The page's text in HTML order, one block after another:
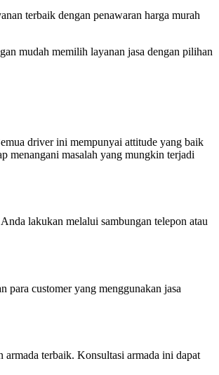
terbaik dengan penawaran harga murah
mudah memilih layanan jasa dengan pilihan
driver ini mempunyai attitude yang baik
menangani masalah yang mungkin terjadi
lakukan melalui sambungan telepon atau
para customer yang menggunakan jasa
terbaik. Konsultasi armada ini dapat